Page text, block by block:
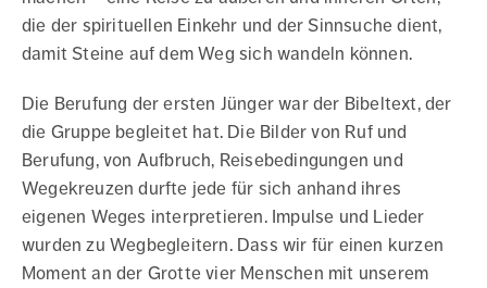
die der spirituellen Einkehr und der Sinnsuche dient,
damit Steine auf dem Weg sich wandeln können.
Die Berufung der ersten Jünger war der Bibeltext, der
die Gruppe begleitet hat. Die Bilder von Ruf und
Berufung, von Aufbruch, Reisebedingungen und
Wegekreuzen durfte jede für sich anhand ihres
eigenen Weges interpretieren. Impulse und Lieder
wurden zu Wegbegleitern. Dass wir für einen kurzen
Moment an der Grotte vier Menschen mit unserem